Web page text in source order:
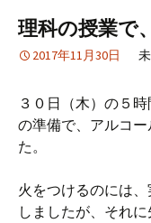
理科の授業で
2017年11月30日
３０日（木）の５
の準備で、アルコ
た。
火をつけるのには
しましたが、それ